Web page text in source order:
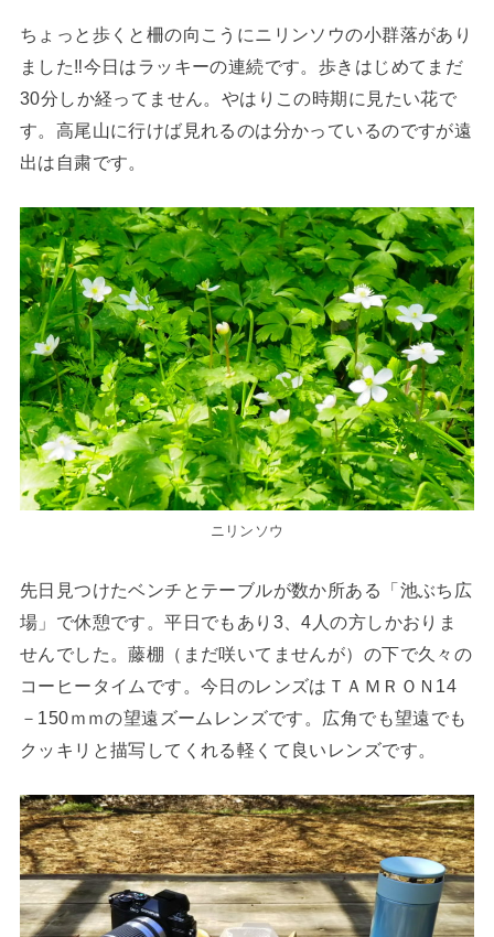
ちょっと歩くと柵の向こうにニリンソウの小群落があり
ました‼今日はラッキーの連続です。歩きはじめてまだ
30分しか経ってません。やはりこの時期に見たい花で
す。高尾山に行けば見れるのは分かっているのですが遠
出は自粛です。
ニリンソウ
先日見つけたベンチとテーブルが数か所ある「池ぶち広
場」で休憩です。平日でもあり3、4人の方しかおりま
せんでした。藤棚（まだ咲いてませんが）の下で久々の
コーヒータイムです。今日のレンズはＴＡＭＲＯＮ14
－150ｍｍの望遠ズームレンズです。広角でも望遠でも
クッキリと描写してくれる軽くて良いレンズです。